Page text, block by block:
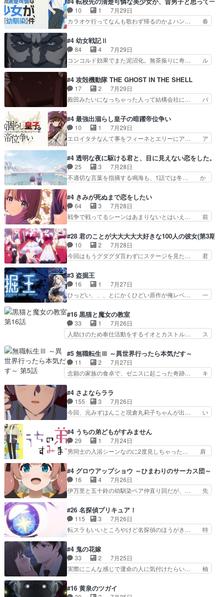
ストに向けて勉強会！美緒ちゃ… 受験勉強と戦闘
の2択なら戦闘を選ぶ娘w美… 勉強嫌いでバトル
を選ぶって、ひぐらしの沙…
ニ、ヘンブリッツ、ミュイと一緒におっ… 帰省、
お供ヒロインはクルニ。順番的には確… 父親から
手紙が来た。サーベルボアの退治の… ここでヘン
家に帰ることに・ベリルはミュ… おっさんの親と
なるとお爺ちゃんだよね孫扱… ・ベリル、実家に
帰ることに・ベリルはミュ…
10 1
7月29日
カラオケ行ってなんも歌わず帰るのかよハン… 春
やらあの女優さんが春希のお母さんのよ… 春希ち
ゃん姫ちゃんに野菜の子も凄え可愛い… 隼人くん
のスマホを買いに行ってたけど完全… 第４話を
U-NEXTで視聴しました。視聴… スマホを買うた
見始めてたけどなんだかん… いきなりシリアス展
開ぶち込んでくるじゃん… 春希の家庭事情は複
雑。食事とか隼人が親身…
#4 幼女戦記Ⅱ
84 4
7月29日
コンコルド効果でまた泥沼化。無茶振りに奇… ル
グを更新しました!!宜しければ、是非… 計画通り
にはいかないね笑やり遂げた(ほぼ… 今回もター
ニャに不都合なことがあったりし… 白髪の男性が
語った家族を失った喪無感が、… 連邦に対して有
油を注ぐターニャの勝利軍… 犠牲を払っても良い
ならお前たちが前線へ行… 戦闘がアッサリし過ぎ
じゃない？戦争がメイ…
#4 攻殻機動隊 THE GHOST IN THE SHELL
17 2
7月29日
殿田みたいになっちゃった人って結構会社に… バ
見た目もうただのロボでしかないんだよ… 俺らの
汗拭きそりゃいやだろwwバトー＆ト… イノセン
スの元となった回だけど、ガイノイ… アダム・リ
ンクやジェイムスン(教授)型サ… アンドロイドも
センスの土台になったエピ… コミカルなのにも慣
れてきました。１話でし… ロボットの反乱は今と
なっては良くある話し…
#4 最強出涸らし皇子の暗躍帝位争い
10 1
7月29日
エロイタチなんて事をフィーネとエリーにア… ア
スターを呼ぶ笛？黒幕は狩猟祭とは関係… 平凡な
少女に見える眼鏡w眼鏡属性は持ち合… 神アニ
メ、ケテーイ！「騎士狩猟祭、前夜の… フィーネ
がアルノルトに活躍してもらいたが… 第４話を
とフィーネの２度目のデート出… マジできな臭い
ぞ帝位争い。姉からの刺客を… ふぃーねと町の様
子を見に行ったら町中で窃…
#4 透明な夜に駆ける君と、目に見えない恋をした。
25 3
7月28日
不適切な言葉を指摘する鳴海も、1話では冬… か
接していいのかわからず戸惑うかけるも… 盲目だ
と相手の表情も分からないからどう思… 今期のバ
ックナンバーみたいなOPアニメ。… 初デートで
冬月を笑わせようとする姿も冬月… 特に大きな事
を笑わせようとする姿も冬月… 3話までは主人公
がどうでもいいことでずっ… 花火購入に浅草へ…
行き当たりばったり訪問…
#4 きみが死ぬまで恋をしたい
64 3
7月28日
戦争で戦ってるシーンはあまりないとはいえ… 前
の存在で揺らぐ14クラス約束された死… ミミの
秘密をあっさり受け入れたのは拍子抜… 蘇生魔法
って下衆い国なら進退窮まったら手… 蘇生魔法ヤ
バイけどミミいなかったら詰んで… アニメオタク
うございました！アリとセイ… ごめん、そういう
話がしたい作品じゃないの… 第４話感想：その口
止め効果あるかな？ミミ…
#28 君のことが大大大大大好きな100人の彼女(第3期)
10 2
7月28日
今回はもうグダグダ言わずにステージを見た… 君
カノ版ラブライブ！？こういうのは人… 俺、みん
なのレッスン動画をDVDが焼きき… アナウンス
役で出演いたしましたみんなのア… 恋太郎ファミ
リーがガチでアイドルに挑戦！… ギャグギャグし
カノGirlfrien… 『アイドル伝説恋太郎ファミリ
ー』にて「ア… 安木路佐ウル子役で出演いたしま
したクォリ…
#3 盗掘王
16 1
7月27日
ひっどい、、、とにかくひどい原作が俺レベ… 一
美咲さんと言えば幼女！アイマスの市原… 遼河は
目的の為には人命も軽視するタイプの… 4つのス
キルが揃う。広い墓を捜索中、遼河… 村正はそん
なおどろおどろしいエピソードあ… 気持ちよくし
レベのアニメ制作を日本に奪… 予言で正体がバレ
る、もう騙し討ちは出来な… 村正の墓、アニメで
見ると一杯で怖いな。ア…
#16 黒猫と魔女の教室
33 1
7月26日
人助けのため奉仕活動をするイオとカストル… ス
とカストルの共通点は、魔法の制御が出… 椋鳥の
大群て…住民から迷惑がられてない？… キングコ
ングor進撃の巨人牡羊座のアルデ… スピカ・イ
オ・カストルという組み合わせ。… 有り余るパワ
みかたが雑になってきてるな… イキりカストルは
怖がりやったかあスピカな… 鏡の世界への突入と
新たな依頼サブタイトル…
#5 無職転生Ⅲ ～異世界行ったら本気だす～
11 2
7月27日
念願の家族の食卓で、ゼニスに起こった奇跡… キ
ナリーゼの悪魔の囁きwクリフとエリナ… 悪魔の
囁きやめてくださいwおい、1番重要… ゼニスも
感情が出てきてて良い方向に進んで… 第５話を
ABEMAで視聴しました。視聴に… クリフとエリ
相変わらずで草ルディ君釣り… ルーデウスにシル
フィエットとロキシーとの… 離れ離れになったり
別れがあったり絶望の大…
#4 さよならララ
155 3
7月26日
今回、元みずはんこと現倉丸莉子ちゃんが出… い
様とは...本当の愛とは...なんぞ… テンポの良いボ
ケとツッコミで笑わせつつ、… この作品、ストー
リーにも登場人物にも全く… 家で机に向かってる
時の貧乏ゆすりとか、ラ… お姉ちゃんと話せ
に、ララは何を思うのだ… 息をするかのように3
話まで視聴。2026… ララの王子様探しが本格的
に動き出した回。…
#4 うちの弟どもがすみません
29 1
7月24日
男同士の入浴シーンなのに2度見しちゃった… 肩
散歩って逃げるよね！糸と類を助けよう… 類の面
倒見るのが1番大変そう糸は誰とでも… 源くんを
甘えさせるまでの糸と周りの出来事… 源くん、甘
えちゃうぞ宣言。思ったよりラブ… 糸ちゃんのま
目的を忘れてますますヤング… でも央太と親しく
するのは嫌。世話を拒んで… ゴメス（カエル）外
で散歩させてたのか(*…
#4 グロウアップショウ ～ひまわりのサーカス団～
16 4
7月26日
伊万里と五十鈴の幼馴染ペア仲直り回だが、… 先
や、これ素晴らしいコメディアニメだな。… 水着
回なのにビキニじゃない！これは時代背… 今回は
推しの吾野伊万里ちゃん担当回。これ… 伊万里さ
んの手品回であり水着回ね。瑞佳ち… 売り上げが
タ教育のせいで瑞佳がヒモカス… 伊万里ちゃんの
人前での苦手意識を抱えなが… 第４話をｄアニメ
ストアで視聴しました。視…
#26 名探偵プリキュア！
115 3
7月26日
転スラもいいところやけど名探偵のほうがき… 特
なはプリキュア仲間には自分が未来から… の活
躍、敵を圧倒ってのはおおよその流れだ… キュア
エクレール初変身＆初戦闘。プリキュ… キュアエ
クレールは強いが力を制御できない… キュアエク
ッコロで始まってちょっ… バカおもろいやん
#4 鬼の花嫁
33 2
7月25日
実際にこんな感じで運命の人に気付けたらい… 柚
の花嫁は一見すると甘い夢、理想の天国… 玲夜さ
んのご両親の登場ですこの世に数多い… 玲夜のお
#16 黄泉のツガイ